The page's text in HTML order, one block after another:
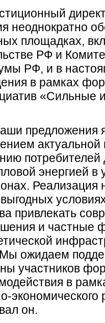
неоднократно
площадках,
РФ и
РФ, и в
в рамках
«Сильные
предложения
актуальной
потребителей
энергией в
Реализация
привлекать
и частные
Мы ожидаем
участников
в
экономического
он.